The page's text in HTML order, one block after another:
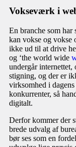
Vokseværk i
En branche som
kan vokse og vokse
ikke ud til at drive
og ‘the world wide
undergår internettet,
stigning, og der er
virksomhed i
konkurrenter, så
digitalt.
Derfor kommer der
brede udvalg af
bør ses som en